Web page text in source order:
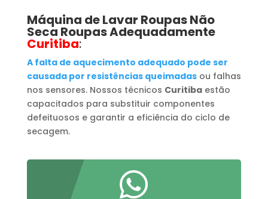
Máquina de Lavar RoupasNão
Seca Roupas Adequadamente
Curitiba:
A falta de aquecimento adequado pode ser
causada por resistências queimadasou falhas
nos sensores. Nossos técnicos Curitibaestão
capacitados para substituir componentes
defeituosos e garantir a eficiência do ciclo de
secagem.
